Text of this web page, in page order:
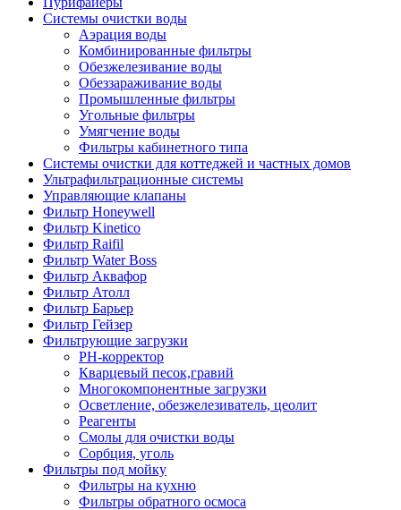
Системы очистки воды
Аэрация воды
Комбинированные фильтры
Обезжелезивание воды
Обеззараживание воды
Промышленные фильтры
Угольные фильтры
Умягчение воды
Фильтры кабинетного типа
Системы очистки для коттеджей и частных домов
Ультрафильтрационные системы
Управляющие клапаны
Фильтр Honeywell
Фильтр Kinetico
Фильтр Raifil
Фильтр Water Boss
Фильтр Аквафор
Фильтр Атолл
Фильтр Барьер
Фильтр Гейзер
Фильтрующие загрузки
PH-корректор
Кварцевый песок,гравий
Многокомпонентные загрузки
Осветление, обезжелезиватель, цеолит
Реагенты
Смолы для очистки воды
Сорбция, уголь
Фильтры под мойку
Фильтры на кухню
Фильтры обратного осмоса